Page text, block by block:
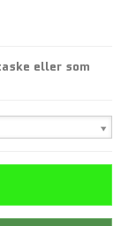
eller som